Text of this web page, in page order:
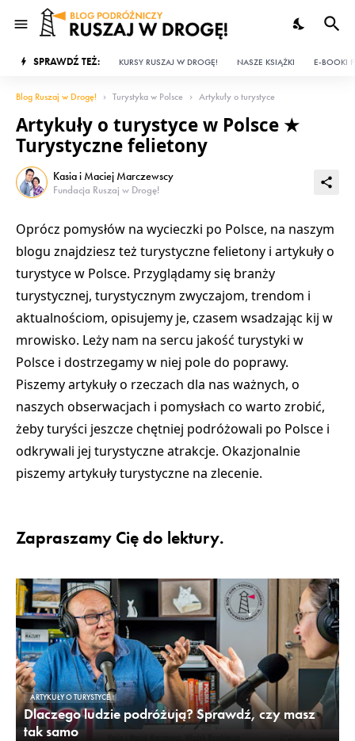
SPRAWDŹ TEŻ: KURSY RUSZAJ W DROGĘ! NASZE KSIĄŻKI E-BOOKI
Blog Ruszaj w Drogę! Turystyka w Polsce Artykuły o turystyce
Artykuły o turystyce w Polsce ★
Turystyczne felietony
Kasia i Maciej Marczewscy
Fundacja Ruszaj w Drogę!
Oprócz pomysłów na wycieczki po Polsce, na naszym
blogu znajdziesz też turystyczne felietony i artykuły o
turystyce w Polsce. Przyglądamy się branży
turystycznej, turystycznym zwyczajom, trendom i
aktualnościom, opisujemy je, czasem wsadzając kij w
mrowisko. Leży nam na sercu jakość turystyki w
Polsce i dostrzegamy w niej pole do poprawy.
Piszemy artykuły o rzeczach dla nas ważnych, o
naszych obserwacjach i pomysłach co warto zrobić,
żeby turyści jeszcze chętniej podróżowali po Polsce i
odkrywali jej turystyczne atrakcje. Okazjonalnie
piszemy artykuły turystyczne na zlecenie.
Zapraszamy Cię do lektury.
ARTYKUŁY O TURYSTYCE
Dlaczego ludzie podróżują? Sprawdź, czy masz
tak samo